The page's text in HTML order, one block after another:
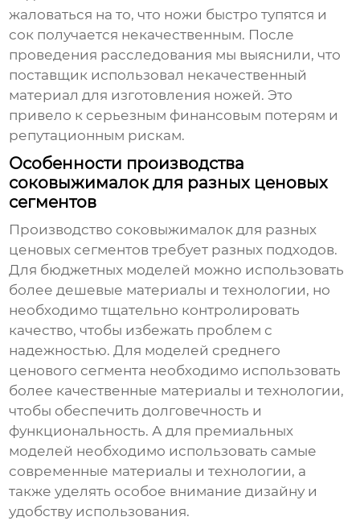
жаловаться на то, что ножи быстро тупятся и
сок получается некачественным. После
проведения расследования мы выяснили, что
поставщик использовал некачественный
материал для изготовления ножей. Это
привело к серьезным финансовым потерям и
репутационным рискам.
Особенности производства
соковыжималок для разных ценовых
сегментов
Производство соковыжималок для разных
ценовых сегментов требует разных подходов.
Для бюджетных моделей можно использовать
более дешевые материалы и технологии, но
необходимо тщательно контролировать
качество, чтобы избежать проблем с
надежностью. Для моделей среднего
ценового сегмента необходимо использовать
более качественные материалы и технологии,
чтобы обеспечить долговечность и
функциональность. А для премиальных
моделей необходимо использовать самые
современные материалы и технологии, а
также уделять особое внимание дизайну и
удобству использования.